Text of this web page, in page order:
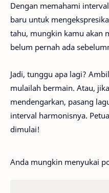
Dengan memahami
baru untuk
tahu, mungkin kamu akan
belum pernah ada
Jadi, tunggu apa lagi?
mulailah bermain. Atau,
mendengarkan, pasang
interval harmonisnya.
dimulai!
Anda mungkin menyukai